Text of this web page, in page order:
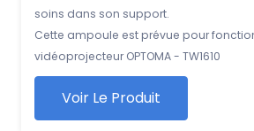
soins dans son support.
Cette ampoule est prévue pour
vidéoprojecteur OPTOMA - TW1610
Voir Le Produit